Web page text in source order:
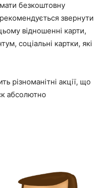
безкоштовну
звернути
відношенні карти,
соціальні картки, які
різноманітні акції, що
абсолютно